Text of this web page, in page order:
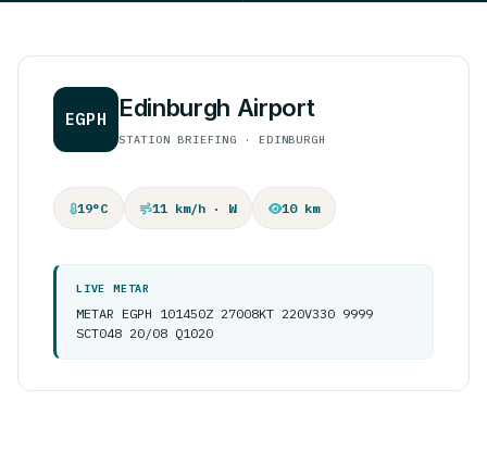
EGPH Edinburgh Airport
STATION BRIEFING · EDINBURGH
19°C 11 km/h · W 10 km
LIVE METAR
METAR EGPH 101450Z 27008KT 220V330 9999
SCT048 20/08 Q1020